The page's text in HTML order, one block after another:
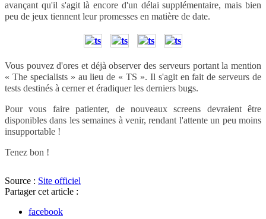
avançant qu'il s'agit là encore d'un délai supplémentaire, mais bien
peu de jeux tiennent leur promesses en matière de date.
Vous pouvez d'ores et déjà observer des serveurs portant la mention
« The specialists » au lieu de « TS ». Il s'agit en fait de serveurs de
tests destinés à cerner et éradiquer les derniers bugs.
Pour vous faire patienter, de nouveaux screens devraient être
disponibles dans les semaines à venir, rendant l'attente un peu moins
insupportable !
Tenez bon !
Source : Site officiel
Partager cet article :
facebook